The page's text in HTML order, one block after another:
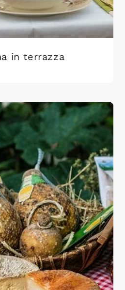
in terrazza